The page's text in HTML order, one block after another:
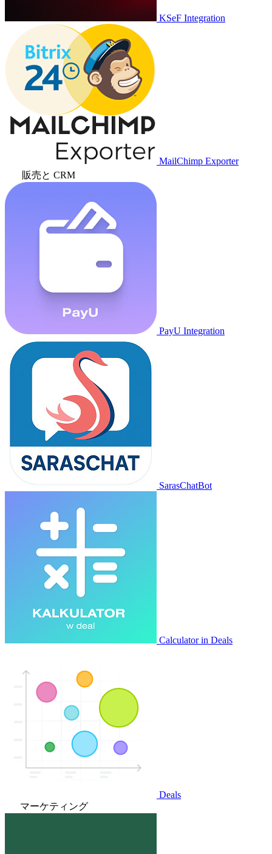
KSeF Integration
MailChimp Exporter
販売と CRM
PayU Integration
SarasChatBot
Calculator in Deals
Deals
マーケティング